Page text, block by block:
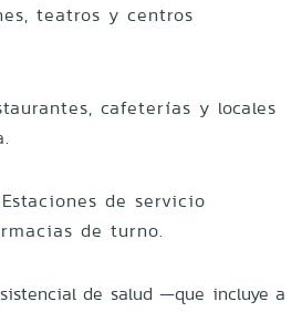
teatros y centros
cafeterías y locales
Estaciones de servicio
de turno.
de salud —que incluye a